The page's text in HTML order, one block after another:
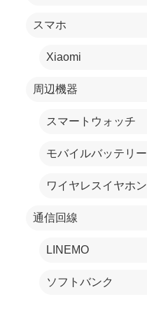
スマホ
Xiaomi
周辺機器
スマートウォッチ
モバイルバッテリー
ワイヤレスイヤホン
通信回線
LINEMO
ソフトバンク